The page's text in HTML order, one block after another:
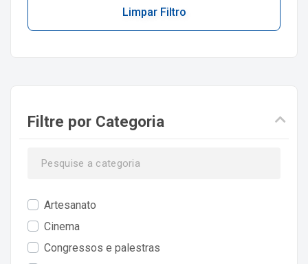
Limpar Filtro
Filtre por Categoria
Artesanato
Cinema
Congressos e palestras